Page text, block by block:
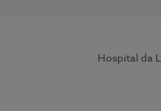
Hospital da